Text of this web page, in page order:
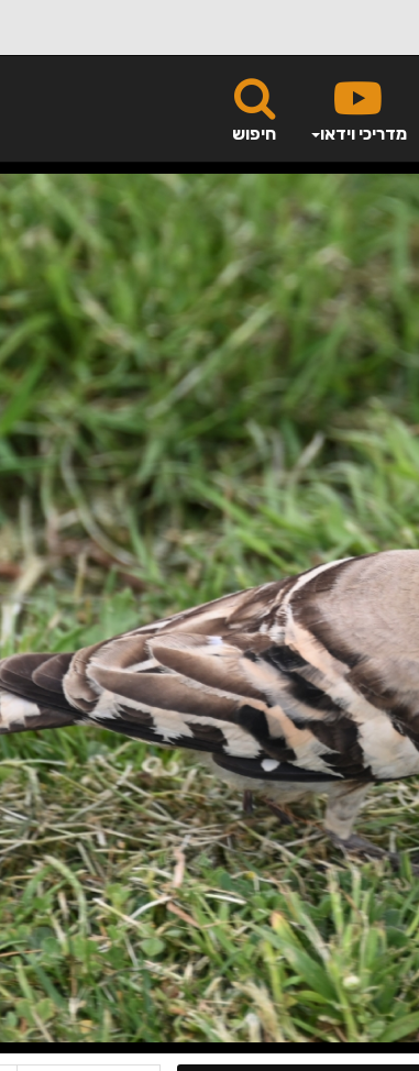
חיפוש מדריכי וידאו